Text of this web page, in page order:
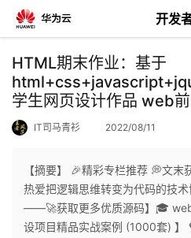
开发
返
回
个
人
我
HTML期末作业：基于
学生网页设计作品 web
IT司马青衫 2022/08/11
【摘要】 🎉精彩专栏推荐 💭文
热爱把逻辑思维转变为代码的技
——🚀获取更多优质源码】🎓
设项目精品实战案例 (1000套) 】